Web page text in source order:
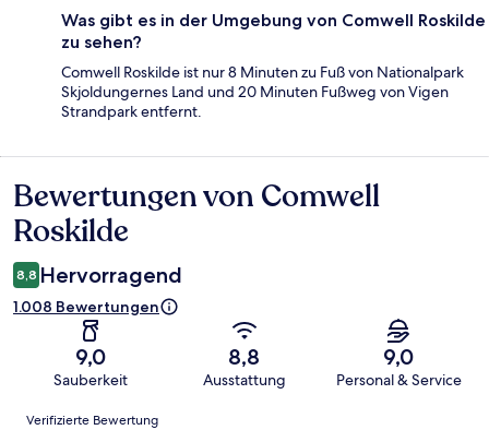
Was gibt es in der Umgebung von Comwell Roskilde
zu sehen?
Comwell Roskilde ist nur 8 Minuten zu Fuß von Nationalpark
Skjoldungernes Land und 20 Minuten Fußweg von Vigen
Strandpark entfernt.
Bewertungen
Bewertungen von Comwell
Roskilde
8,8 Hervorragend
1.008 Bewertungen
9,0
Sauberkeit
8,8
Ausstattung
9,0
Personal & Service
Bewertungen
Verifizierte Bewertung